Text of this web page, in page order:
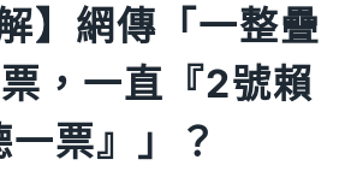
】網傳「一整疊
，一直『2號賴
一票』」？